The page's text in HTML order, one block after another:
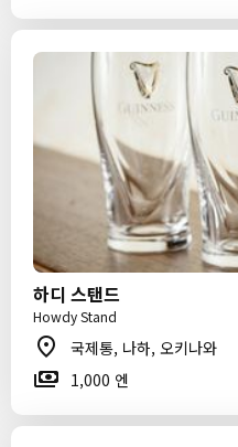
하디 스탠드
Howdy Stand
국제통, 나하, 오키나와
1,000 엔